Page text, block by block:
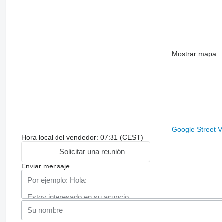
Mostrar mapa
Google Street
Hora local del vendedor: 07:31 (CEST)
Solicitar una reunión
Enviar mensaje